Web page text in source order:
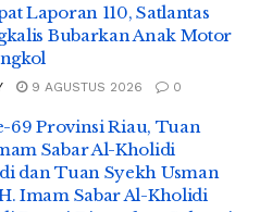
Laporan 110, Satlantas
Bubarkan Anak Motor
9 AGUSTUS 2026 0
69 Provinsi Riau, Tuan
Sabar Al-Kholidi
dan Tuan Syekh Usman
Imam Sabar Al-Kholidi